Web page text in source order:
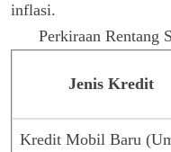
inflasi.
Perkiraan Rentang
Jenis Kredit
Kredit Mobil Baru